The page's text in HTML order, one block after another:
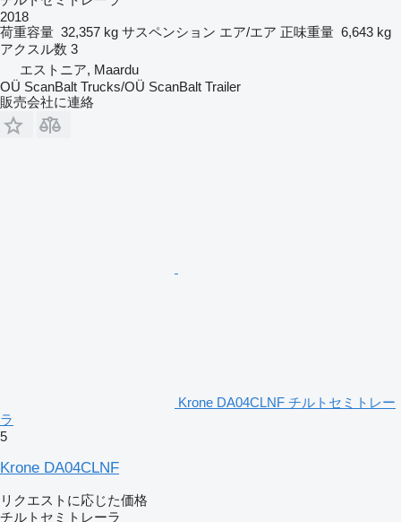
2018
荷重容量 32,357 kg サスペンション エア/エア 正味重量 6,643 kg
アクスル数 3
エストニア, Maardu
OÜ ScanBalt Trucks/OÜ ScanBalt Trailer
販売会社に連絡
Krone DA04CLNF チルトセミトレー
ラ
5
Krone DA04CLNF
リクエストに応じた価格
チルトセミトレーラ